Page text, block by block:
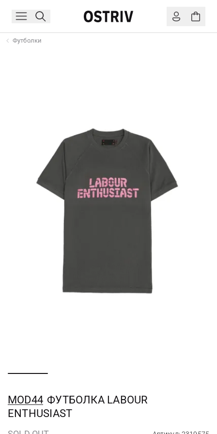
Футболки
MOD44 ФУТБОЛКА LABOUR
ENTHUSIAST